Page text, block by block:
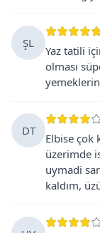
ŞL
Yaz tatili
olması
DT
Elbise çok
üzerimde
uymadi
kaldım,